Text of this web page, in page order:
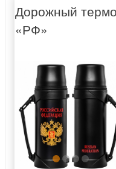
Дорожный
«РФ»